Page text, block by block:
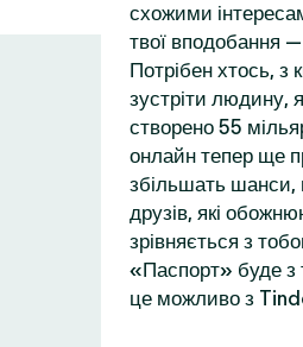
схожими
твої вподобання
Потрібен хтось,
зустріти людину,
створено 55
онлайн тепер ще
збільшать шанси,
друзів, які
зрівняється з
«Паспорт» буде з
це можливо з